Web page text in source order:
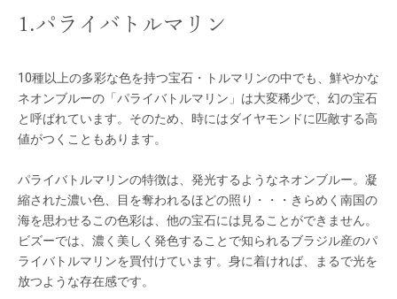
1.パライバトルマリン
10種以上の多彩な色を持つ宝石・トルマリンの中でも、鮮やかな
ネオンブルーの「パライバトルマリン」は大変稀少で、幻の宝石
と呼ばれています。そのため、時にはダイヤモンドに匹敵する高
値がつくこともあります。
パライバトルマリンの特徴は、発光するようなネオンブルー。凝
縮された濃い色、目を奪われるほどの照り・・・きらめく南国の
海を思わせるこの色彩は、他の宝石には見ることができません。
ビズーでは、濃く美しく発色することで知られるブラジル産のパ
ライバトルマリンを買付けています。身に着ければ、まるで光を
放つような存在感です。